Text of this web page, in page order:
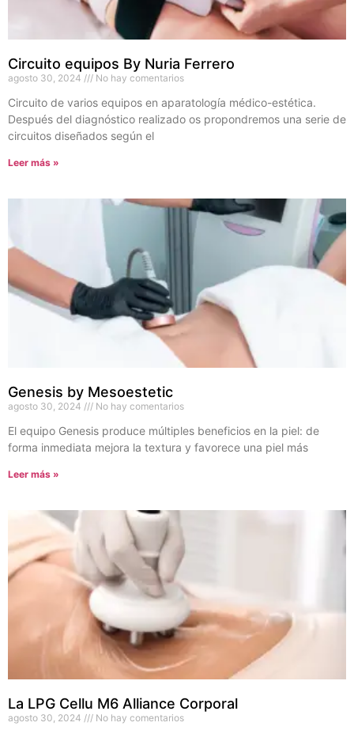
Circuito equipos By Nuria Ferrero
agosto 30, 2024 No hay comentarios
Circuito de varios equipos en aparatología médico-estética.
Después del diagnóstico realizado os propondremos una serie de
circuitos diseñados según el
Leer más »
Genesis by Mesoestetic
agosto 30, 2024 No hay comentarios
El equipo Genesis produce múltiples beneficios en la piel: de
forma inmediata mejora la textura y favorece una piel más
Leer más »
La LPG Cellu M6 Alliance Corporal
agosto 30, 2024 No hay comentarios